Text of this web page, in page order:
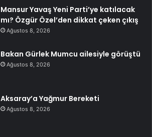
Mansur Yavaş Yeni Parti’ye katılacak
mı? Özgür Özel’den dikkat çeken çıkış
Ağustos 8, 2026
Bakan Gürlek Mumcu ailesiyle görüştü
Ağustos 8, 2026
Aksaray’a Yağmur Bereketi
Ağustos 8, 2026